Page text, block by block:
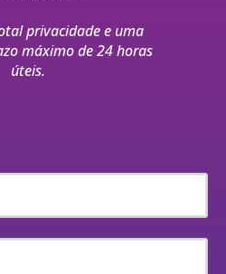
privacidade e uma
máximo de 24 horas
úteis.